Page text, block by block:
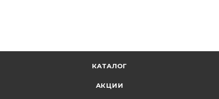
КАТАЛОГ
АКЦИИ